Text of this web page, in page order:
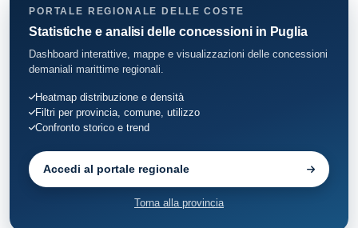
PORTALE REGIONALE DELLE COSTE
Statistiche e analisi delle concessioni in Puglia
Dashboard interattive, mappe e visualizzazioni delle concessioni
demaniali marittime regionali.
Heatmap distribuzione e densità
Filtri per provincia, comune, utilizzo
Confronto storico e trend
Accedi al portale regionale
Torna alla provincia